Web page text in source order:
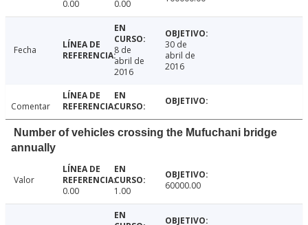
0.00
0.00
Fecha
8 de
abril de
2016
30 de
abril de
2016
Comentar
Number of vehicles crossing the Mufuchani bridge
annually
Valor
0.00
1.00 60000.00